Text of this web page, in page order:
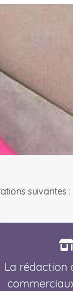
suivantes :
La rédaction